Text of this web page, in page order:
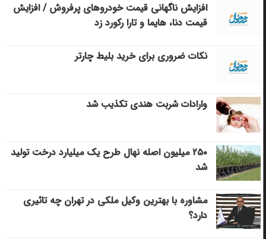
افزایش ناگهانی قیمت خودروهای پرفروش / افزایش
قیمت دنا، هایما و تارا رکورد زد
نکات ضروری برای خرید بلیط چارتر
وارادات شربت هندی تکذیب شد
۲۵۰ میلیون اصله نهال طرح یک میلیارد درخت تولید
شد
مشاوره با بهترین وکیل ملکی در تهران چه تاثیری
دارد؟